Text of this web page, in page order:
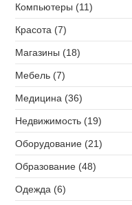
Компьютеры (11)
Красота (7)
Магазины (18)
Мебель (7)
Медицина (36)
Недвижимость (19)
Оборудование (21)
Образование (48)
Одежда (6)